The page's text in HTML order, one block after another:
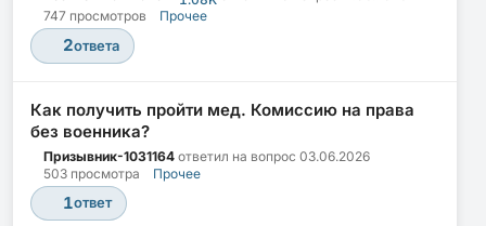
747 просмотров
Прочее
2ответа
Как получить пройти мед. Комиссию на права
без военника?
Призывник-1031164 ответил на вопрос 03.06.2026
503 просмотра
Прочее
1ответ